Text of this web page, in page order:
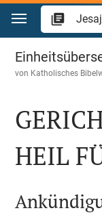
Zum Inhalt springen
Jesaja 34
von Katholisches

HEIL